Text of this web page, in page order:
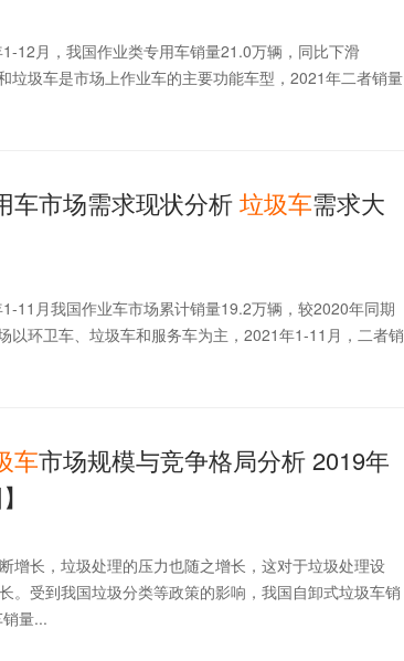
12月，我国作业类专用车销量21.0万辆，同比下滑
垃圾车是市场上作业车的主要功能车型，2021年二者销量
车市场需求现状分析垃圾车需求大
11月我国作业车市场累计销量19.2万辆，较2020年同期
以环卫车、垃圾车和服务车为主，2021年1-11月，二者销
车市场规模与竞争格局分析 2019年
增长，垃圾处理的压力也随之增长，这对于垃圾处理设
。受到我国垃圾分类等政策的影响，我国自卸式垃圾车销
量...